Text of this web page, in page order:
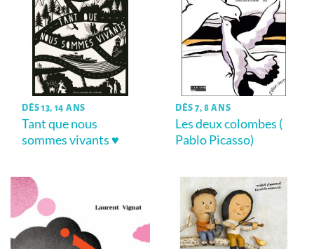
DÈS 13, 14 ANS
Tant que nous
sommes vivants ♥
DÈS 7, 8 ANS
Les deux colombes (
Pablo Picasso)